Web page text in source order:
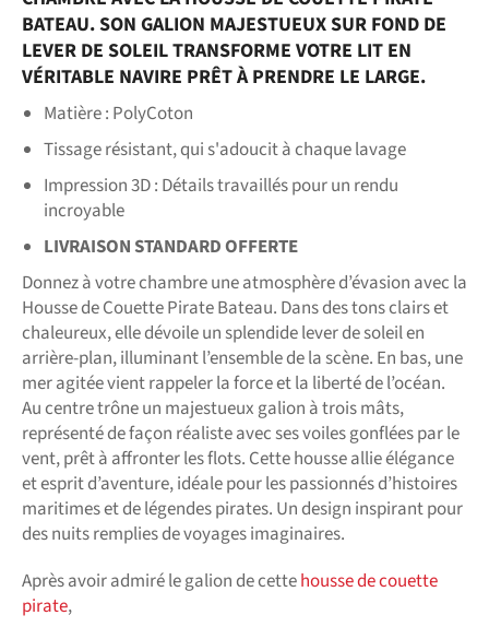
BATEAU. SON GALION MAJESTUEUX SUR FOND DE
LEVER DE SOLEIL TRANSFORME VOTRE LIT EN
VÉRITABLE NAVIRE PRÊT À PRENDRE LE LARGE.
Matière : PolyCoton
Tissage résistant, qui s'adoucit à chaque lavage
Impression 3D : Détails travaillés pour un rendu
incroyable
LIVRAISON STANDARD OFFERTE
Donnez à votre chambre une atmosphère d’évasion avec la
Housse de Couette Pirate Bateau. Dans des tons clairs et
chaleureux, elle dévoile un splendide lever de soleil en
arrière-plan, illuminant l’ensemble de la scène. En bas, une
mer agitée vient rappeler la force et la liberté de l’océan.
Au centre trône un majestueux galion à trois mâts,
représenté de façon réaliste avec ses voiles gonflées par le
vent, prêt à affronter les flots. Cette housse allie élégance
et esprit d’aventure, idéale pour les passionnés d’histoires
maritimes et de légendes pirates. Un design inspirant pour
des nuits remplies de voyages imaginaires.
Après avoir admiré le galion de cettehousse de couette
pirate,